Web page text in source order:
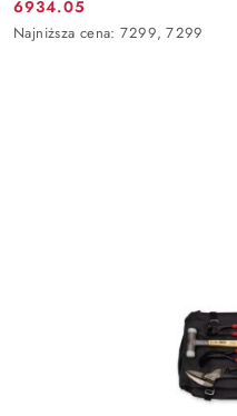
promocyjna:
Cena
promocyjna:
6934.05
Najniższa
Najniższa cena: 7299, 7299